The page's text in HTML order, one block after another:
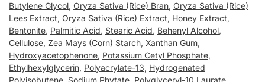
Butylene Glycol, Oryza Sativa (Rice) Bran, Oryza Sativa (Rice)
Lees Extract, Oryza Sativa (Rice) Extract, Honey Extract,
Bentonite, Palmitic Acid, Stearic Acid, Behenyl Alcohol,
Cellulose, Zea Mays (Corn) Starch, Xanthan Gum,
Hydroxyacetophenone, Potassium Cetyl Phosphate,
Ethylhexylglycerin, Polyacrylate-13, Hydrogenated